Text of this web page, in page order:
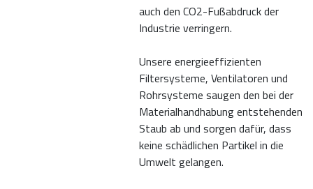
auch den CO2-Fußabdruck der
Industrie verringern.
Unsere energieeffizienten
Filtersysteme, Ventilatoren und
Rohrsysteme saugen den bei der
Materialhandhabung entstehenden
Staub ab und sorgen dafür, dass
keine schädlichen Partikel in die
Umwelt gelangen.